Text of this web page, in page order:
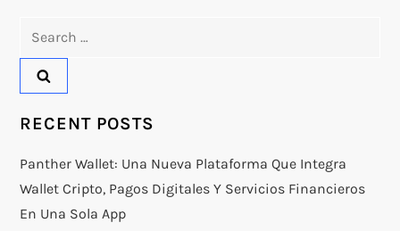
RECENT POSTS
Panther Wallet: Una Nueva Plataforma Que Integra
Wallet Cripto, Pagos Digitales Y Servicios Financieros
En Una Sola App